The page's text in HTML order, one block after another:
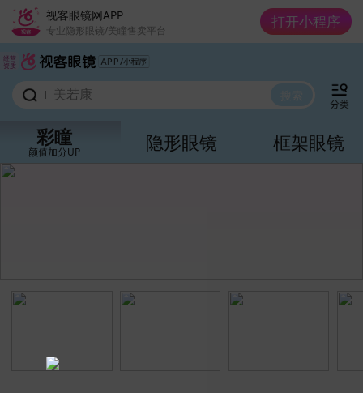
视客眼镜网APP
专业隐形眼镜/美瞳售卖平台 打开小程序
经营
资质
美若康
moody
lapeche拉拜诗
美若康
彩瞳
颜值加分UP 隐形眼镜 框架眼镜